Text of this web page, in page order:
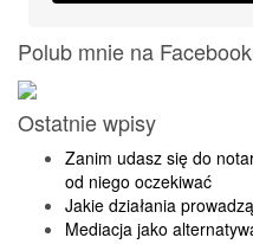
Polub mnie na
Ostatnie wpisy
Zanim udasz się do
od niego oczekiwać
Jakie działania
Mediacja jako